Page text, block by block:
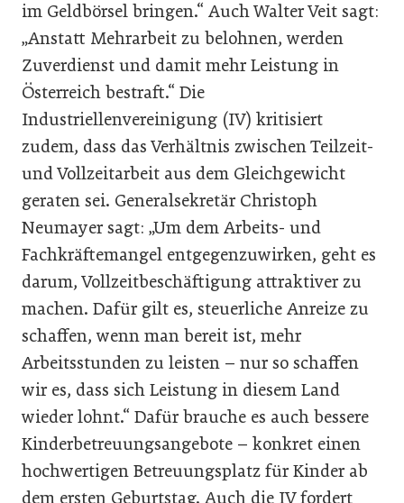
im Geldbörsel bringen.“ Auch Walter Veit sagt:
„Anstatt Mehrarbeit zu belohnen, werden
Zuverdienst und damit mehr Leistung in
Österreich bestraft.“ Die
Industriellenvereinigung (IV) kritisiert
zudem, dass das Verhältnis zwischen Teilzeit-
und Vollzeitarbeit aus dem Gleichgewicht
geraten sei. Generalsekretär Christoph
Neumayer sagt: „Um dem Arbeits- und
Fachkräftemangel entgegenzuwirken, geht es
darum, Vollzeitbeschäftigung attraktiver zu
machen. Dafür gilt es, steuerliche Anreize zu
schaffen, wenn man bereit ist, mehr
Arbeitsstunden zu leisten – nur so schaffen
wir es, dass sich Leistung in diesem Land
wieder lohnt.“ Dafür brauche es auch bessere
Kinderbetreuungsangebote – konkret einen
hochwertigen Betreuungsplatz für Kinder ab
dem ersten Geburtstag. Auch die IV fordert